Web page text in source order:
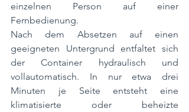
einzelnen Person auf einer
Fernbedienung.
Nach dem Absetzen auf einen
geeigneten Untergrund entfaltet sich
der Container hydraulisch und
vollautomatisch. In nur etwa drei
Minuten je Seite entsteht eine
klimatisierte oder beheizte